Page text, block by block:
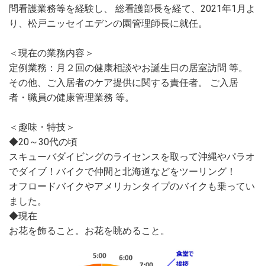
問看護業務等を経験し、 総看護部長を経て、2021年1月よ
り、松戸ニッセイエデンの園管理師長に就任。
＜現在の業務内容＞
定例業務：月２回の健康相談やお誕生日の居室訪問 等。
その他、ご入居者のケア提供に関する責任者。 ご入居
者・職員の健康管理業務 等。
＜趣味・特技＞
◆20～30代の頃
スキューバダイビングのライセンスを取って沖縄やパラオ
でダイブ！バイクで仲間と北海道などをツーリング！
オフロードバイクやアメリカンタイプのバイクも乗ってい
ました。
◆現在
お花を飾ること。お花を眺めること。